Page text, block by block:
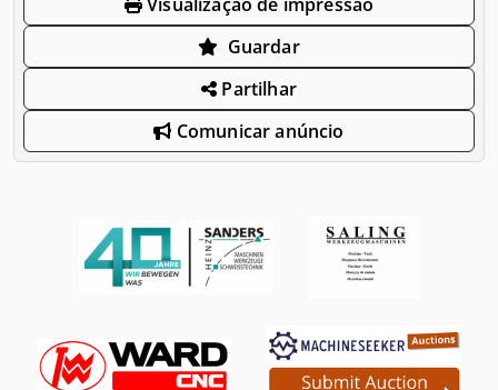
Guardar
Partilhar
Comunicar anúncio